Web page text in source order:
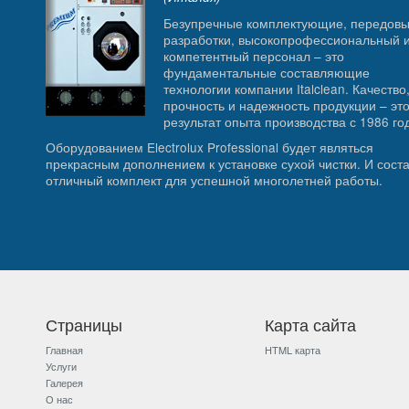
Безупречные комплектующие,
разработки, высокопрофессиональный
компетентный персонал – это
фундаментальные составляющие
технологии компании Italclean. Качество,
прочность и надежность продукции – это
результат опыта производства с 1986
Оборудованием Electrolux Professional будет являться
прекрасным дополнением к установке сухой чистки. И
отличный комплект для успешной многолетней работы.
Страницы
Главная
Услуги
Галерея
О нас
Карта сайта
HTML карта